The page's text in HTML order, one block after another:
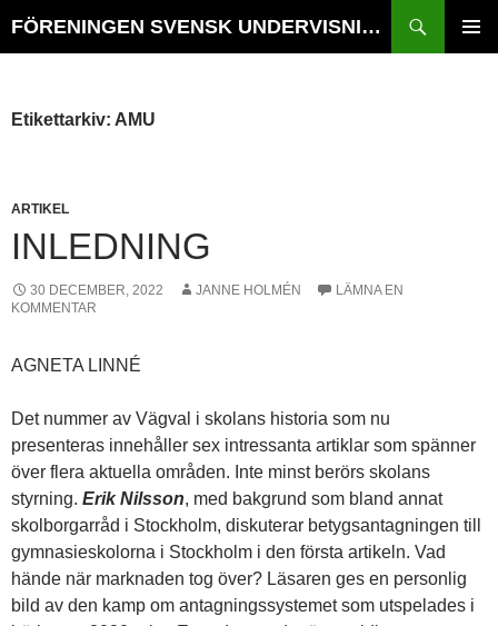
till
FÖRENINGEN SVENSK UNDERVISNINGSHISTORIA // TIDSKRIFTEN VÄGVAL i SKOLANS HISTORIA
Etikettarkiv: AMU
ARTIKEL
INLEDNING
30 DECEMBER, 2022 JANNE HOLMÉN
LÄMNA EN
KOMMENTAR
AGNETA LINNÉ
Det nummer av Vägval i skolans historia som nu
presenteras innehåller sex intressanta artiklar som spänner
över flera aktuella områden. Inte minst berörs skolans
styrning. Erik Nilsson, med bakgrund som bland annat
skolborgarråd i Stockholm, diskuterar betygsantagningen till
gymnasieskolorna i Stockholm i den första artikeln. Vad
hände när marknaden tog över? Läsaren ges en personlig
bild av den kamp om antagningssystemet som utspelades i